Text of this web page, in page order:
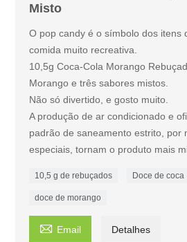
Misto
O pop candy é o símbolo dos itens
comida muito recreativa.
10,5g Coca-Cola Morango
Morango e três sabores mistos.
Não só divertido, e gosto muito.
A produção de ar condicionado e
padrão de saneamento estrito, por
especiais, tornam o produto mais
10,5 g de rebuçados Doce de coca
doce de morango
 Email Detalhes